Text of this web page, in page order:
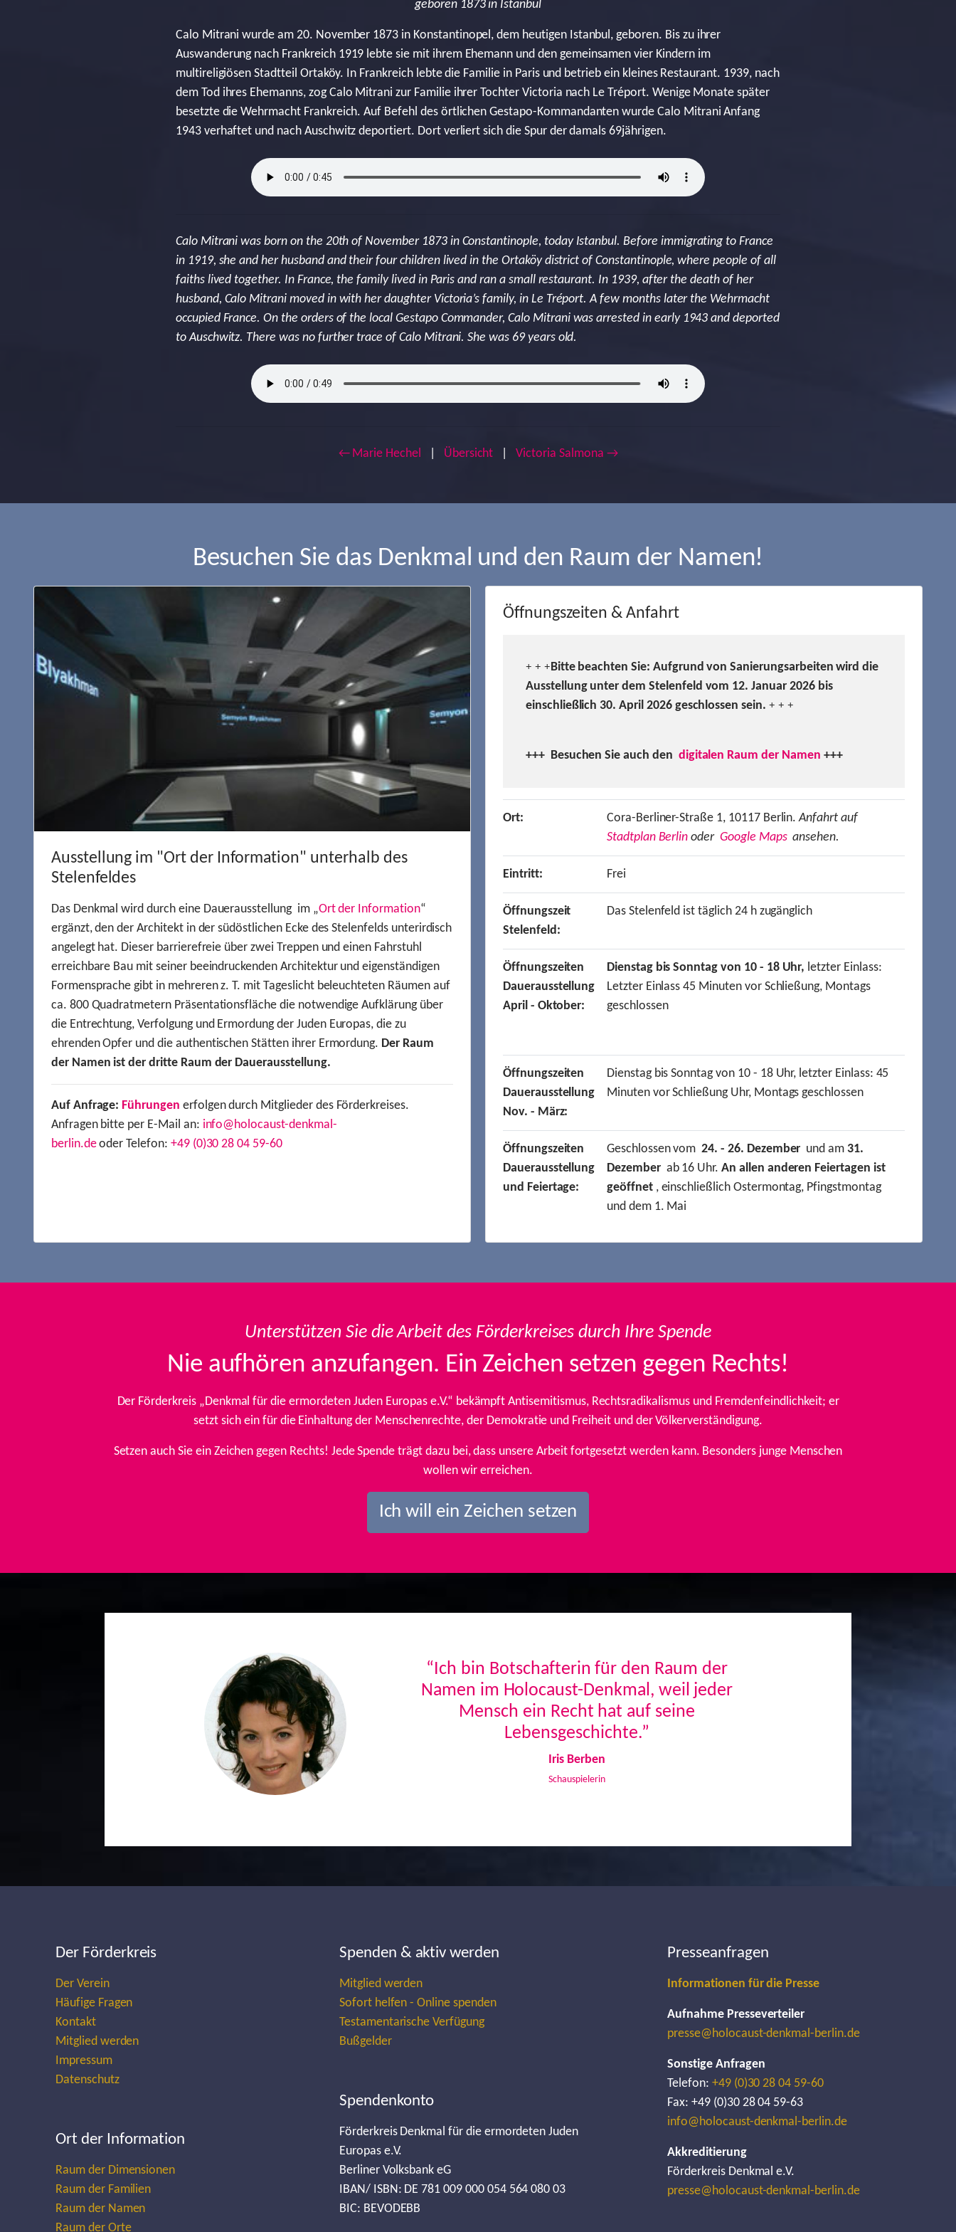
geboren 1873 in Istanbul
Calo Mitrani wurde am 20. November 1873 in Konstantinopel, dem heutigen Istanbul, geboren. Bis zu ihrer
Auswanderung nach Frankreich 1919 lebte sie mit ihrem Ehemann und den gemeinsamen vier Kindern im
multireligiösen Stadtteil Ortaköy. In Frankreich lebte die Familie in Paris und betrieb ein kleines Restaurant. 1939, nach
dem Tod ihres Ehemanns, zog Calo Mitrani zur Familie ihrer Tochter Victoria nach Le Tréport. Wenige Monate später
besetzte die Wehrmacht Frankreich. Auf Befehl des örtlichen Gestapo-Kommandanten wurde Calo Mitrani Anfang
1943 verhaftet und nach Auschwitz deportiert. Dort verliert sich die Spur der damals 69jährigen.
Calo Mitrani was born on the 20th of November 1873 in Constantinople, today Istanbul. Before immigrating to France
in 1919, she and her husband and their four children lived in the Ortaköy district of Constantinople, where people of all
faiths lived together. In France, the family lived in Paris and ran a small restaurant. In 1939, after the death of her
husband, Calo Mitrani moved in with her daughter Victoria’s family, in Le Tréport. A few months later the Wehrmacht
occupied France. On the orders of the local Gestapo Commander, Calo Mitrani was arrested in early 1943 and deported
to Auschwitz. There was no further trace of Calo Mitrani. She was 69 years old.
← Marie Hechel Übersicht Victoria Salmona →
Besuchen Sie das Denkmal und den Raum der Namen!
Ausstellung im "Ort der Information" unterhalb des
Stelenfeldes
Das Denkmal wird durch eine Dauerausstellung im „Ort der Information“
ergänzt, den der Architekt in der südöstlichen Ecke des Stelenfelds unterirdisch
angelegt hat. Dieser barrierefreie über zwei Treppen und einen Fahrstuhl
erreichbare Bau mit seiner beeindruckenden Architektur und eigenständigen
Formensprache gibt in mehreren z. T. mit Tageslicht beleuchteten Räumen auf
ca. 800 Quadratmetern Präsentationsfläche die notwendige Aufklärung über
die Entrechtung, Verfolgung und Ermordung der Juden Europas, die zu
ehrenden Opfer und die authentischen Stätten ihrer Ermordung. Der Raum
der Namen ist der dritte Raum der Dauerausstellung.
Auf Anfrage: Führungen erfolgen durch Mitglieder des Förderkreises.
Anfragen bitte per E-Mail an: info@holocaust-denkmal-
berlin.deoder Telefon: +49 (0)30 28 04 59-60
Öffnungszeiten & Anfahrt
+ + +Bitte beachten Sie: Aufgrund von Sanierungsarbeiten wird die
Ausstellung unter dem Stelenfeld vom 12. Januar 2026 bis
einschließlich 30. April 2026 geschlossen sein. + + +
+++ Besuchen Sie auch den digitalen Raum der Namen +++
Ort: Cora-Berliner-Straße 1, 10117 Berlin.Anfahrt auf
Stadtplan Berlin oder Google Mapsansehen.
Eintritt: Frei
Öffnungszeit
Stelenfeld:
Das Stelenfeld ist täglich 24 h zugänglich
Öffnungszeiten
Dauerausstellung
April - Oktober:
Dienstag bis Sonntag von 10 - 18 Uhr, letzter Einlass:
Letzter Einlass 45 Minuten vor Schließung, Montags
geschlossen
Öffnungszeiten
Dauerausstellung
Nov. - März:
Dienstag bis Sonntag von 10 - 18 Uhr, letzter Einlass: 45
Minuten vor Schließung Uhr, Montags geschlossen
Öffnungszeiten
Dauerausstellung
und Feiertage:
Geschlossen vom24. - 26. Dezember und am31.
Dezemberab 16 Uhr.An allen anderen Feiertagen ist
geöffnet, einschließlich Ostermontag, Pfingstmontag
und dem 1. Mai
Unterstützen Sie die Arbeit des Förderkreises durch Ihre Spende
Nie aufhören anzufangen. Ein Zeichen setzen gegen Rechts!
Der Förderkreis „Denkmal für die ermordeten Juden Europas e.V.“ bekämpft Antisemitismus, Rechtsradikalismus und Fremdenfeindlichkeit; er
setzt sich ein für die Einhaltung der Menschenrechte, der Demokratie und Freiheit und der Völkerverständigung.
Setzen auch Sie ein Zeichen gegen Rechts! Jede Spende trägt dazu bei, dass unsere Arbeit fortgesetzt werden kann. Besonders junge Menschen
wollen wir erreichen.
Ich will ein Zeichen setzen
“Ich bin Botschafterin für den Raum der
Namen im Holocaust-Denkmal, weil jeder
Mensch ein Recht hat auf seine
Lebensgeschichte.”
Iris Berben
Schauspielerin
Previous
Der Förderkreis
Der Verein
Häufige Fragen
Kontakt
Mitglied werden
Impressum
Datenschutz
Ort der Information
Raum der Dimensionen
Raum der Familien
Raum der Namen
Raum der Orte
Spenden & aktiv werden
Mitglied werden
Sofort helfen - Online spenden
Testamentarische Verfügung
Bußgelder
Spendenkonto
Förderkreis Denkmal für die ermordeten Juden
Europas e.V.
Berliner Volksbank eG
IBAN/ ISBN: DE 781 009 000 054 564 080 03
BIC: BEVODEBB
Presseanfragen
Informationen für die Presse
Aufnahme Presseverteiler
presse@holocaust-denkmal-berlin.de
Sonstige Anfragen
Telefon: +49 (0)30 28 04 59-60
Fax: +49 (0)30 28 04 59-63
info@holocaust-denkmal-berlin.de
Akkreditierung
Förderkreis Denkmal e.V.
presse@holocaust-denkmal-berlin.de